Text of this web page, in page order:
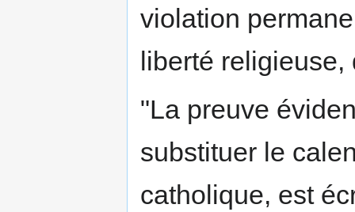
violation
liberté
"La preuve
substituer le
catholique, est